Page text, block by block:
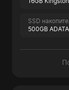
SSD
500GB